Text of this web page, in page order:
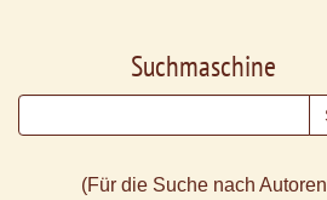
Suchmaschine
(Für die Suche nach Autoren